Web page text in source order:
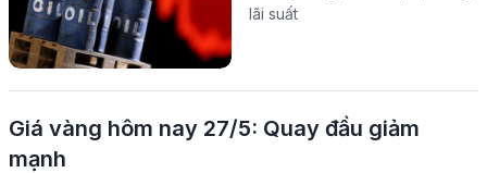
lãi suất
Giá vàng hôm nay 27/5: Quay đầu giảm
mạnh